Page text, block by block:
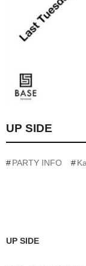
UP SIDE
PARTY INFO
UP SIDE